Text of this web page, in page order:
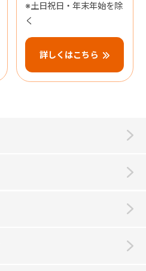
※土日祝日・年末年始を除
く
詳しくはこちら